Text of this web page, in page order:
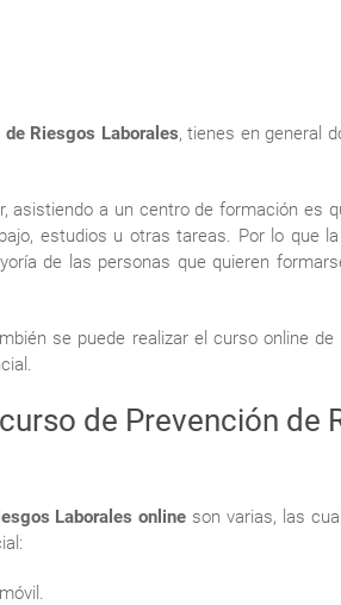
Riesgos Laborales, tienes en general
asistiendo a un centro de formación es
estudios u otras tareas. Por lo que la
de las personas que quieren
se puede realizar el curso online
de Prevención de
Laborales online son varias, las